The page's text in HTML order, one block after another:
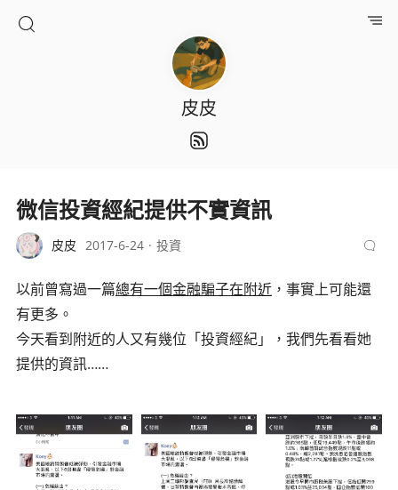
皮皮
微信投資經紀提供不實資訊
皮皮 2017-6-24 投資
以前曾寫過一篇總有一個金融騙子在附近，事實上可能還
有更多。
今天看到附近的人又有幾位「投資經紀」，我們先看看她
提供的資訊……